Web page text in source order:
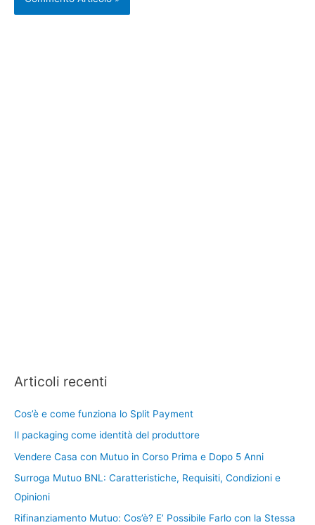
Articoli recenti
Cos’è e come funziona lo Split Payment
Il packaging come identità del produttore
Vendere Casa con Mutuo in Corso Prima e Dopo 5 Anni
Surroga Mutuo BNL: Caratteristiche, Requisiti, Condizioni e
Opinioni
Rifinanziamento Mutuo: Cos’è? E’ Possibile Farlo con la Stessa